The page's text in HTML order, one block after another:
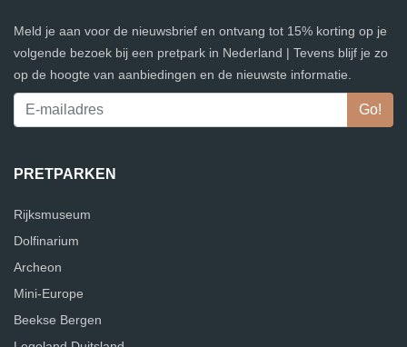
Meld je aan voor de nieuwsbrief en ontvang tot 15% korting op je
volgende bezoek bij een pretpark in Nederland | Tevens blijf je zo
op de hoogte van aanbiedingen en de nieuwste informatie.
PRETPARKEN
Rijksmuseum
Dolfinarium
Archeon
Mini-Europe
Beekse Bergen